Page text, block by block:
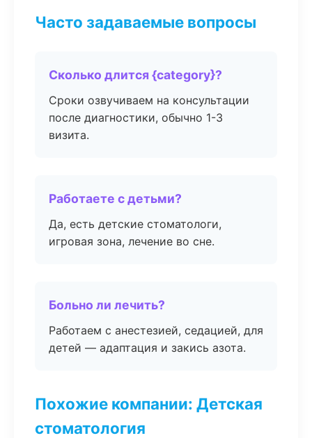
Часто задаваемые вопросы
Сколько длится {category}?
Сроки озвучиваем на консультации
после диагностики, обычно 1-3
визита.
Работаете с детьми?
Да, есть детские стоматологи,
игровая зона, лечение во сне.
Больно ли лечить?
Работаем с анестезией, седацией, для
детей — адаптация и закись азота.
Похожие компании: Детская
стоматология